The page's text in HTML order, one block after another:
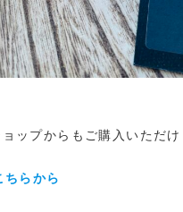
ップからもご購入いただけ
ちらから